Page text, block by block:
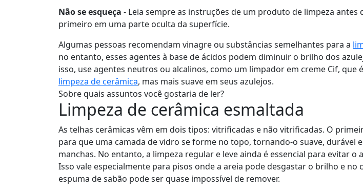
Não se esqueça - Leia sempre as instruções de um produto de limpeza antes
primeiro em uma parte oculta da superfície.
Algumas pessoas recomendam vinagre ou substâncias semelhantes para a
no entanto, esses agentes à base de ácidos podem diminuir o brilho dos
isso, use agentes neutros ou alcalinos, como um limpador em creme Cif, que
limpeza de cerâmica, mas mais suave em seus azulejos.
Sobre quais assuntos você gostaria de ler?
Limpeza de cerâmica esmaltada
As telhas cerâmicas vêm em dois tipos: vitrificadas e não vitrificadas. O
para que uma camada de vidro se forme no topo, tornando-o suave, durável
manchas. No entanto, a limpeza regular e leve ainda é essencial para evitar o
Isso vale especialmente para pisos onde a areia pode desgastar o brilho e no
espuma de sabão pode ser quase impossível de remover.